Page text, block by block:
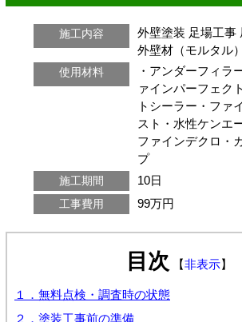
施工内容 外壁塗装 足場工事
外壁材（モルタル）
使用材料
・アンダーフィラ
ァインパーフェク
トシーラー・ファ
スト・水性ケンエ
ファインデクロ・
プ
施工期間 10日
工事費用 99万円
目次 【非表示】
１．無料点検・調査時の状態
２．塗装工事前の準備